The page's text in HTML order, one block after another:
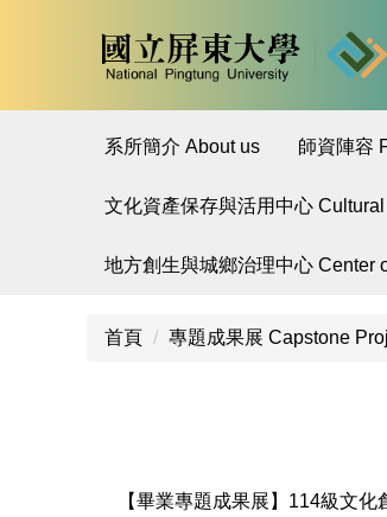
系所簡介 About us 師資陣容
文化資產保存與活用中心
地方創生與城鄉治理中心 Center
首頁 專題成果展 Capstone
【畢業專題成果展】114級文